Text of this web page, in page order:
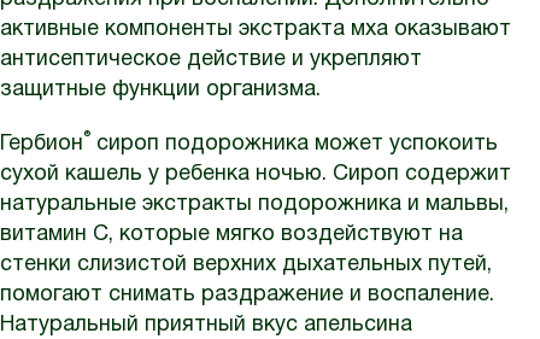
активные компоненты экстракта мха оказывают
антисептическое действие и укрепляют
защитные функции организма.
Гербион® сироп подорожника может успокоить
сухой кашель у ребенка ночью. Сироп содержит
натуральные экстракты подорожника и мальвы,
витамин С, которые мягко воздействуют на
стенки слизистой верхних дыхательных путей,
помогают снимать раздражение и воспаление.
Натуральный приятный вкус апельсина